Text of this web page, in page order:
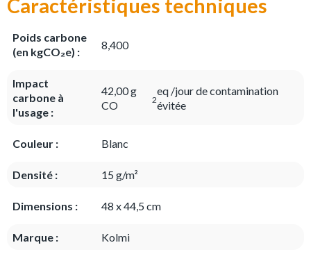
Caractéristiques techniques
Poids carbone
(en kgCO₂e) :
8,400
Impact
carbone à
l'usage :
42,00 g
CO
2
eq /jour de contamination
évitée
Couleur : Blanc
Densité : 15 g/m²
Dimensions : 48 x 44,5 cm
Marque : Kolmi